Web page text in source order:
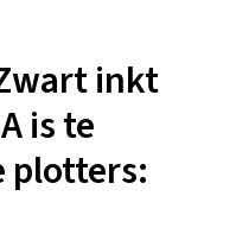
inkt
is te
plotters: